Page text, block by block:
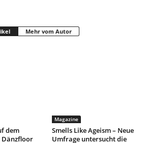
Mehr vom Autor
dem
Dänzfloor
Magazine
Smells Like Ageism – Neue
Umfrage untersucht die